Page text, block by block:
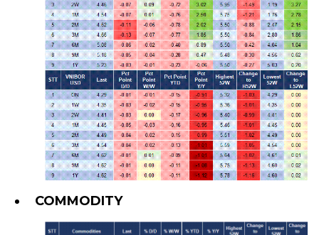
COMMODITY